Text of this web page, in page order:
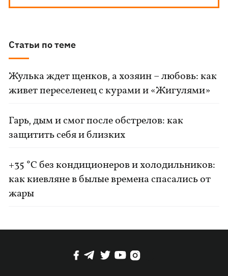
Статьи по теме
Жулька ждет щенков, а хозяин – любовь: как
живет переселенец с курами и «Жигулями»
Гарь, дым и смог после обстрелов: как
защитить себя и близких
+35 °C без кондиционеров и холодильников:
как киевляне в былые времена спасались от
жары